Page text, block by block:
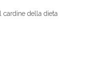
cardine della dieta